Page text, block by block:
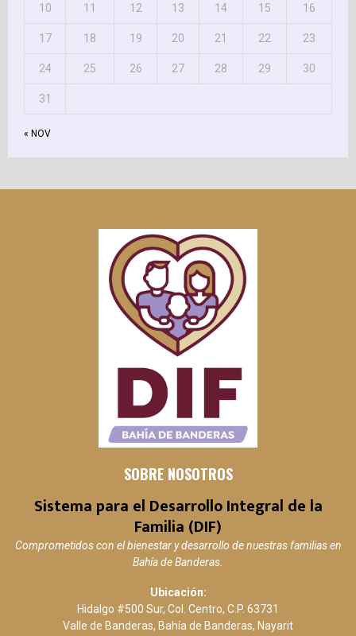
« NOV
10 11 12 13 14 15 16
17 18 19 20 21 22 23
24 25 26 27 28 29 30
31
SOBRE NOSOTROS
Sistema para el Desarrollo Integral de la
Familia (DIF)
Comprometidos con el bienestar y desarrollo de nuestras familias en
Bahía de Banderas.
Ubicación:
Hidalgo #500 Sur, Col. Centro, C.P. 63731
Valle de Banderas, Bahía de Banderas, Nayarit